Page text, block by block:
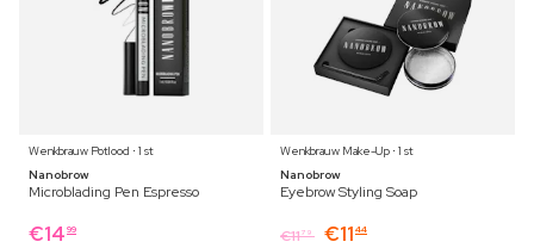
Wenkbrauw Potlood ⋅ 1 st
Nanobrow
Microblading Pen Espresso
€14 99
Wenkbrauw Make-Up ⋅ 1 st
Nanobrow
Eyebrow Styling Soap
€1179 €11 44